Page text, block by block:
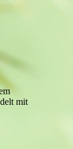
mit